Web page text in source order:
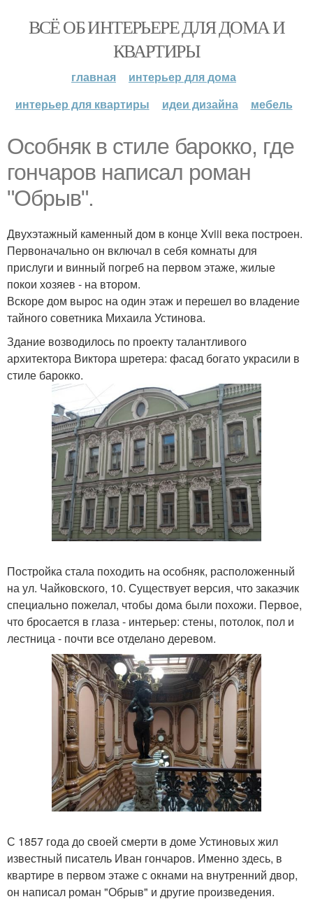
ВСЁ ОБ ИНТЕРЬЕРЕ ДЛЯ ДОМА И
КВАРТИРЫ
главная
интерьер для дома
интерьер для квартиры
идеи дизайна мебель
Особняк в стиле барокко, где
гончаров написал роман
"Обрыв".
Двухэтажный каменный дом в конце Xviii века построен.
Первоначально он включал в себя комнаты для
прислуги и винный погреб на первом этаже, жилые
покои хозяев - на втором.
Вскоре дом вырос на один этаж и перешел во владение
тайного советника Михаила Устинова.
Здание возводилось по проекту талантливого
архитектора Виктора шретера: фасад богато украсили в
стиле барокко.
Постройка стала походить на особняк, расположенный
на ул. Чайковского, 10. Существует версия, что заказчик
специально пожелал, чтобы дома были похожи. Первое,
что бросается в глаза - интерьер: стены, потолок, пол и
лестница - почти все отделано деревом.
С 1857 года до своей смерти в доме Устиновых жил
известный писатель Иван гончаров. Именно здесь, в
квартире в первом этаже с окнами на внутренний двор,
он написал роман "Обрыв" и другие произведения.